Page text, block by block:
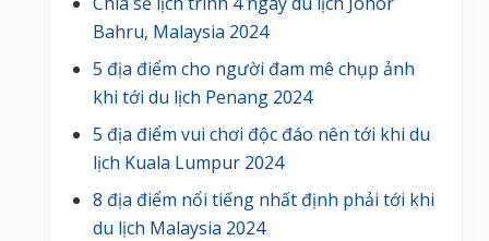
Bahru, Malaysia 2024
5 địa điểm cho người đam mê chụp ảnh
khi tới du lịch Penang 2024
5 địa điểm vui chơi độc đáo nên tới khi du
lịch Kuala Lumpur 2024
8 địa điểm nổi tiếng nhất định phải tới khi
du lịch Malaysia 2024